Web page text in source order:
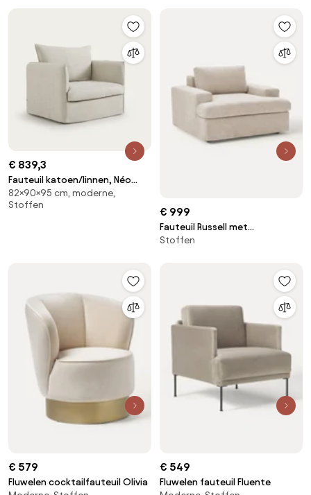
€ 839,3
Fauteuil katoen/linnen, Néo
Chiquito
82×90×95 cm, moderne,
Stoffen
€ 999
Fauteuil Russell met
afneembare hoezen
Stoffen
€ 579
Fluwelen cocktailfauteuil Olivia
€ 549
Fluwelen fauteuil Fluente